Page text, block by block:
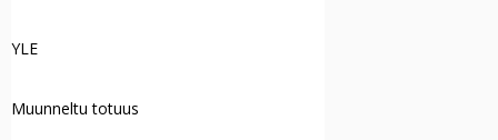
YLE
Muunneltu totuus